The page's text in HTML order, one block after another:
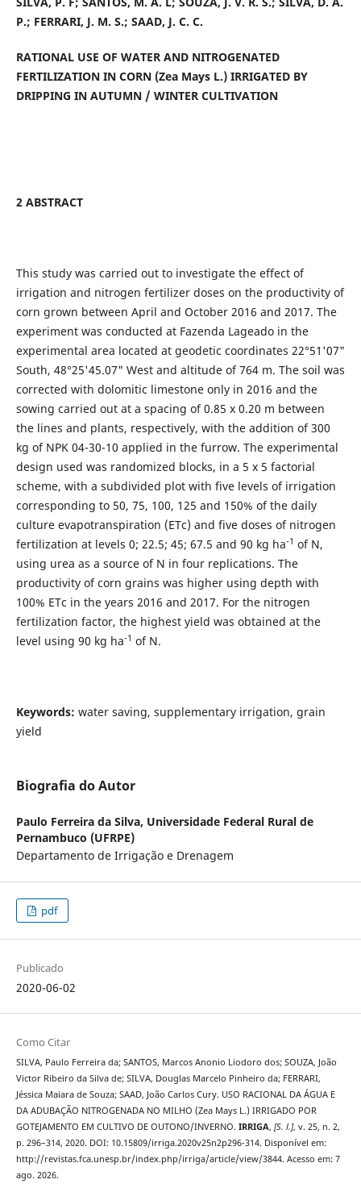
P.; FERRARI, J. M. S.; SAAD, J. C. C.
RATIONAL USE OF WATER AND NITROGENATED
FERTILIZATION IN CORN (Zea Mays L.) IRRIGATED BY
DRIPPING IN AUTUMN / WINTER CULTIVATION
2 ABSTRACT
This study was carried out to investigate the effect of
irrigation and nitrogen fertilizer doses on the productivity of
corn grown between April and October 2016 and 2017. The
experiment was conducted at Fazenda Lageado in the
experimental area located at geodetic coordinates 22°51'07"
South, 48°25'45.07" West and altitude of 764 m. The soil was
corrected with dolomitic limestone only in 2016 and the
sowing carried out at a spacing of 0.85 x 0.20 m between
the lines and plants, respectively, with the addition of 300
kg of NPK 04-30-10 applied in the furrow. The experimental
design used was randomized blocks, in a 5 x 5 factorial
scheme, with a subdivided plot with five levels of irrigation
corresponding to 50, 75, 100, 125 and 150% of the daily
culture evapotranspiration (ETc) and five doses of nitrogen
fertilization at levels 0; 22.5; 45; 67.5 and 90 kg ha-1 of N,
using urea as a source of N in four replications. The
productivity of corn grains was higher using depth with
100% ETc in the years 2016 and 2017. For the nitrogen
fertilization factor, the highest yield was obtained at the
level using 90 kg ha-1 of N.
Keywords: water saving, supplementary irrigation, grain
yield
Biografia do Autor
Paulo Ferreira da Silva, Universidade Federal Rural de
Pernambuco (UFRPE)
Departamento de Irrigação e Drenagem
pdf
Publicado
2020-06-02
Como Citar
SILVA, Paulo Ferreira da; SANTOS, Marcos Anonio Liodoro dos; SOUZA, João
Victor Ribeiro da Silva de; SILVA, Douglas Marcelo Pinheiro da; FERRARI,
Jéssica Maiara de Souza; SAAD, João Carlos Cury. USO RACIONAL DA ÁGUA E
DA ADUBAÇÃO NITROGENADA NO MILHO (Zea Mays L.) IRRIGADO POR
GOTEJAMENTO EM CULTIVO DE OUTONO/INVERNO. IRRIGA, [S. l.], v. 25, n. 2,
p. 296–314, 2020. DOI: 10.15809/irriga.2020v25n2p296-314. Disponível em:
http://revistas.fca.unesp.br/index.php/irriga/article/view/3844. Acesso em: 7
ago. 2026.